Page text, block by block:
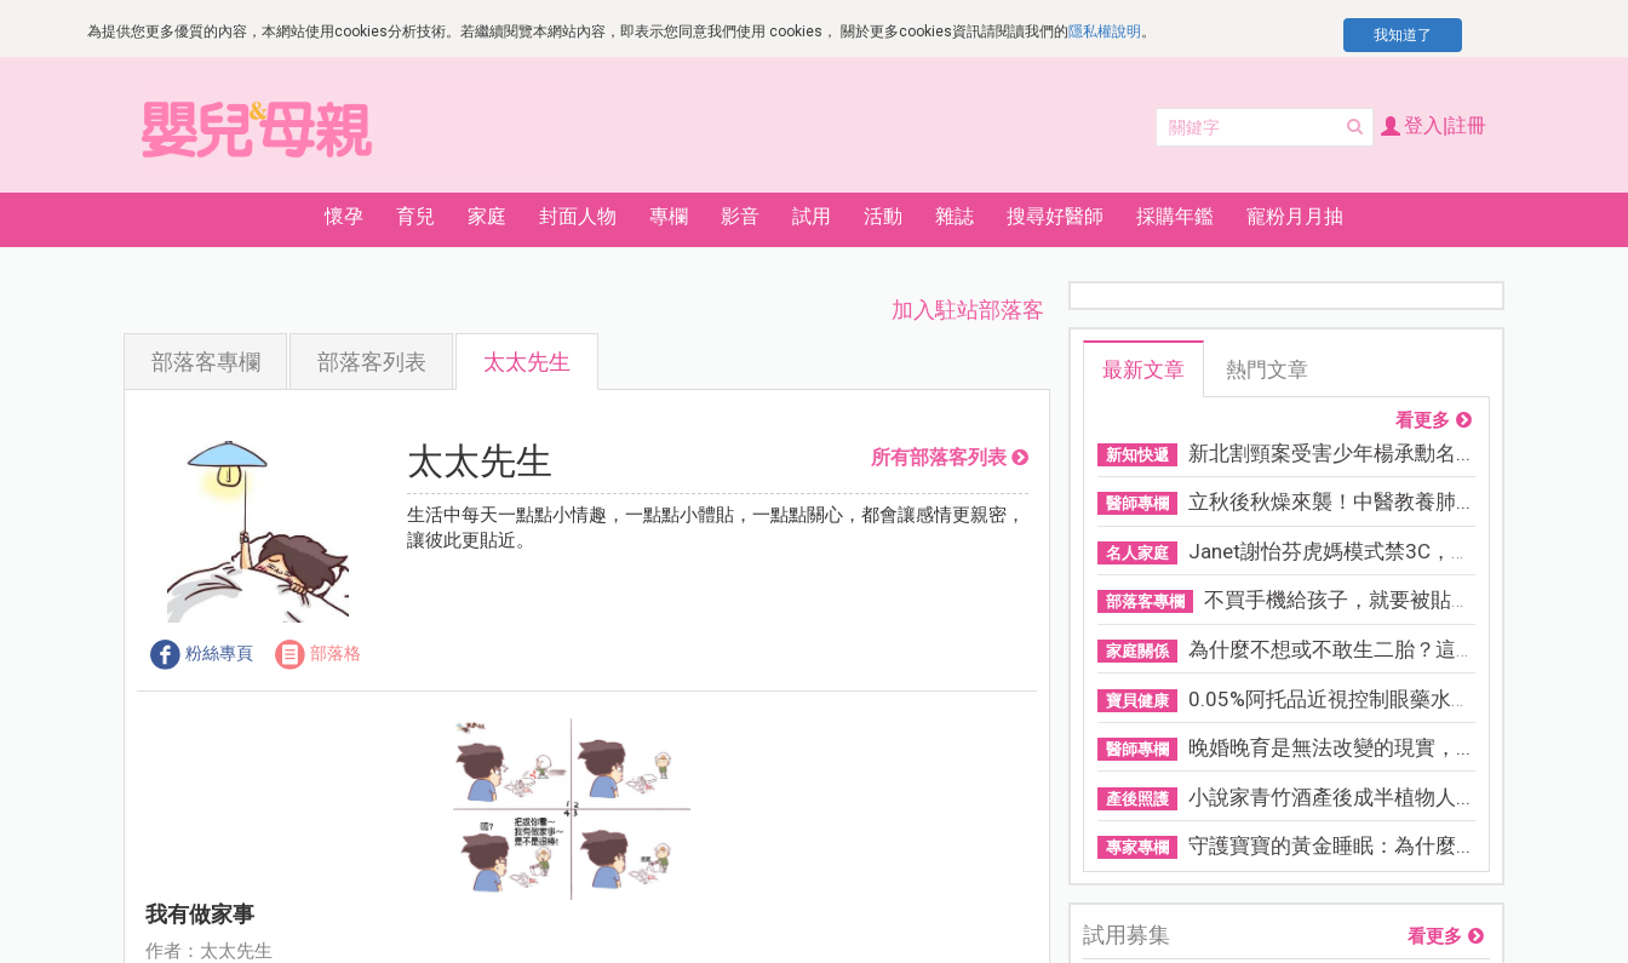
為提供您更多優質的內容，本網站使用cookies分析技術。若繼續閱覽本網站內容，即表示您同意我們使用 cookies， 關於更多cookies資訊請閱讀我們的隱私權說明 。 我知道了
登入|註冊
懷孕 育兒 家庭 封面人物 專欄 影音 試用 活動 雜誌 搜尋好醫師 採購年鑑 寵粉月月抽
加入駐站部落客
部落客專欄 部落客列表 太太先生
粉絲專頁 部落格
太太先生 所有部落客列表
生活中每天一點點小情趣，一點點小體貼，一點點關心，都會讓感情更親密，
讓彼此更貼近。
我有做家事
作者：太太先生
最新文章 熱門文章
看更多
新知快遞 新北割頸案受害少年楊承勳名...
醫師專欄 立秋後秋燥來襲！中醫教養肺...
名人家庭 Janet謝怡芬虎媽模式禁3C，看...
部落客專欄 不買手機給孩子，就要被貼「...
家庭關係 為什麼不想或不敢生二胎？這8...
寶貝健康 0.05%阿托品近視控制眼藥水納...
醫師專欄 晚婚晚育是無法改變的現實，...
產後照護 小說家青竹酒產後成半植物人...
專家專欄 守護寶寶的黃金睡眠：為什麼...
試用募集 看更多